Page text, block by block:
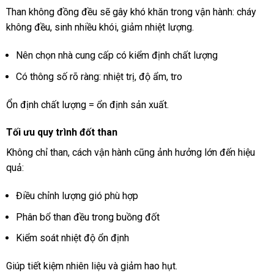
Than không đồng đều sẽ gây khó khăn trong vận hành: cháy
không đều, sinh nhiều khói, giảm nhiệt lượng.
Nên chọn nhà cung cấp có kiểm định chất lượng
Có thông số rõ ràng: nhiệt trị, độ ẩm, tro
Ổn định chất lượng = ổn định sản xuất.
Tối ưu quy trình đốt than
Không chỉ than, cách vận hành cũng ảnh hưởng lớn đến hiệu
quả:
Điều chỉnh lượng gió phù hợp
Phân bổ than đều trong buồng đốt
Kiểm soát nhiệt độ ổn định
Giúp tiết kiệm nhiên liệu và giảm hao hụt.